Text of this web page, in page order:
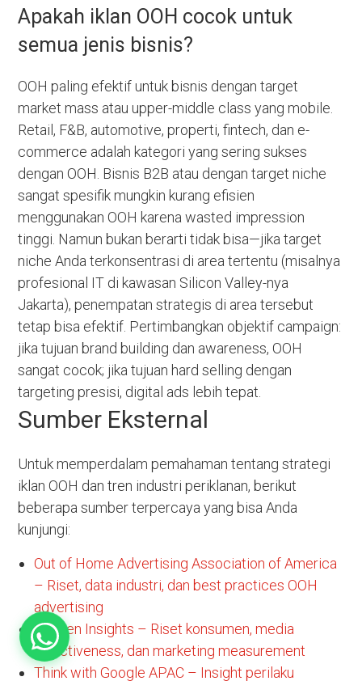
Apakah iklan OOH cocok untuk
semua jenis bisnis?
OOH paling efektif untuk bisnis dengan target
market mass atau upper-middle class yang mobile.
Retail, F&B, automotive, properti, fintech, dan e-
commerce adalah kategori yang sering sukses
dengan OOH. Bisnis B2B atau dengan target niche
sangat spesifik mungkin kurang efisien
menggunakan OOH karena wasted impression
tinggi. Namun bukan berarti tidak bisa—jika target
niche Anda terkonsentrasi di area tertentu (misalnya
profesional IT di kawasan Silicon Valley-nya
Jakarta), penempatan strategis di area tersebut
tetap bisa efektif. Pertimbangkan objektif campaign:
jika tujuan brand building dan awareness, OOH
sangat cocok; jika tujuan hard selling dengan
targeting presisi, digital ads lebih tepat.
Sumber Eksternal
Untuk memperdalam pemahaman tentang strategi
iklan OOH dan tren industri periklanan, berikut
beberapa sumber terpercaya yang bisa Anda
kunjungi:
Out of Home Advertising Association of America
– Riset, data industri, dan best practices OOH
advertising
Nielsen Insights – Riset konsumen, media
effectiveness, dan marketing measurement
Think with Google APAC – Insight perilaku